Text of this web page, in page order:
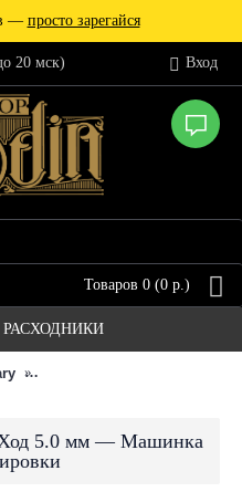
— просто зарегайся
20 мск) Вход
Товаров 0 (0 р.)
Ход 5.0 мм — Машинка